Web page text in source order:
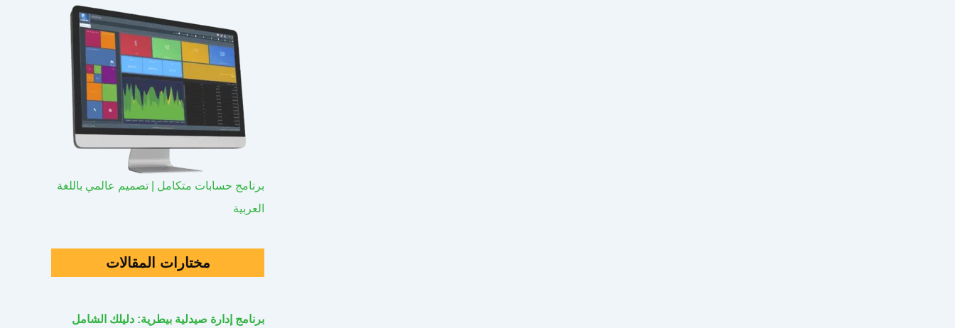
برنامج حسابات متكامل | تصميم عالمي باللغة
العربية
مختارات المقالات
برنامج إدارة صيدلية بيطرية: دليلك الشامل